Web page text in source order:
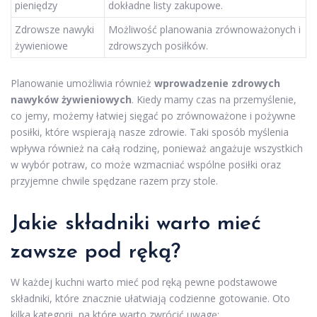
pieniędzy
dokładne listy zakupowe.
Zdrowsze nawyki
żywieniowe
Możliwość planowania zrównoważonych i
zdrowszych posiłków.
Planowanie umożliwia również wprowadzenie zdrowych
nawyków żywieniowych. Kiedy mamy czas na przemyślenie,
co jemy, możemy łatwiej sięgać po zrównoważone i pożywne
posiłki, które wspierają nasze zdrowie. Taki sposób myślenia
wpływa również na całą rodzinę, ponieważ angażuje wszystkich
w wybór potraw, co może wzmacniać wspólne posiłki oraz
przyjemne chwile spędzane razem przy stole.
Jakie składniki warto mieć
zawsze pod ręką?
W każdej kuchni warto mieć pod ręką pewne podstawowe
składniki, które znacznie ułatwiają codzienne gotowanie. Oto